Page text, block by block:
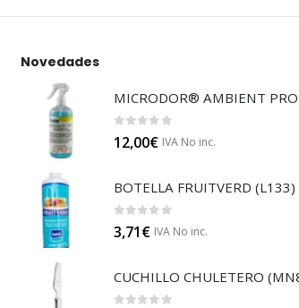
Novedades
0 out of 5
12,00€ IVA No inc.
BOTELLA FRUITVERD (L133)
0 out of 5
3,71€ IVA No inc.
CUCHILLO CHULETERO